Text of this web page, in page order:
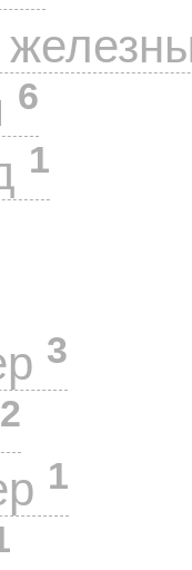
6
1
3
2
1